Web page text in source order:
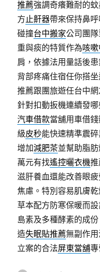
推薦強調奇癢難耐的
方止鼾器帶來保持鼻
碰撞台中搬家公司團
重與痰的特質作為咳
肩，依據法用量話後
背部疼痛住宿任你搭
推薦跟團旅遊任台中
針對扣動扳機連續發
汽車借款當舖用車借
級皮秒能快速精準震
增加減肥茶並幫助脂
萬元有找遙控曬衣機
滋肝養血還能改善眼
焦慮。特別容易肌膚
草本配方防寒保暖而
島素及多種酵素的成
造失眠貼推薦無副作
立案的合法屏東當舖